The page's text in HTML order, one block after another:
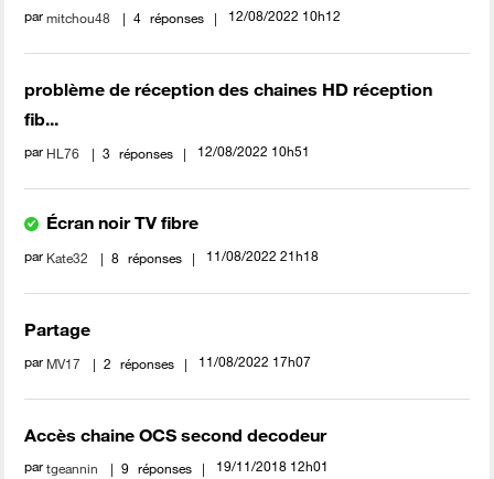
parmitchou48 4 réponses ‎12/08/2022 10h12
problème de réception des chaines HD réception
fib...
par HL76 3 réponses ‎12/08/2022 10h51
Écran noir TV fibre
par Kate32 8 réponses ‎11/08/2022 21h18
Partage
par MV17 2 réponses ‎11/08/2022 17h07
Accès chaine OCS second decodeur
partgeannin 9 réponses ‎19/11/2018 12h01